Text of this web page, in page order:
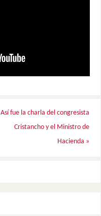
Así fue la charla del congresista
Cristancho y el Ministro de
Hacienda »